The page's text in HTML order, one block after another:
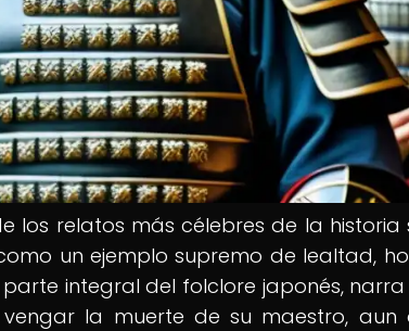
los relatos más célebres de la historia
un ejemplo supremo de lealtad,
integral del folclore japonés,
la muerte de su maestro, aun